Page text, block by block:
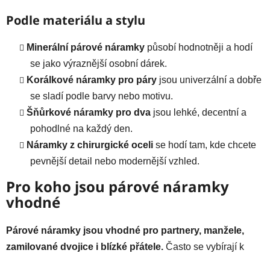
v
y
v
ý
p
i
s
Podle materiálu a stylu
Minerální párové náramky působí hodnotněji a hodí
se jako výraznější osobní dárek.
Korálkové náramky pro páry jsou univerzální a dobře
se sladí podle barvy nebo motivu.
Šňůrkové náramky pro dva jsou lehké, decentní a
pohodlné na každý den.
Náramky z chirurgické oceli se hodí tam, kde chcete
pevnější detail nebo modernější vzhled.
Pro koho jsou párové náramky
vhodné
Párové náramky jsou vhodné pro partnery, manžele,
zamilované dvojice i blízké přátele. Často se vybírají k